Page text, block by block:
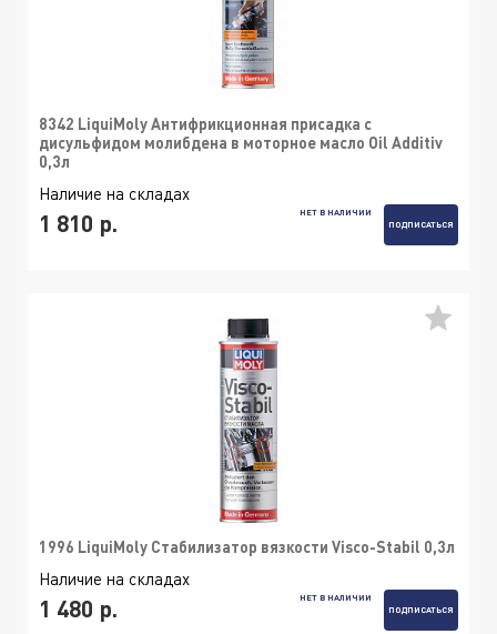
8342 LiquiMoly Антифрикционная присадка с
дисульфидом молибдена в моторное масло Oil Additiv
0,3л
Наличие на складах
1 810 р.
НЕТ В НАЛИЧИИ
ПОДПИСАТЬСЯ
1996 LiquiMoly Стабилизатор вязкости Visco-Stabil 0,3л
Наличие на складах
1 480 р.
НЕТ В НАЛИЧИИ
ПОДПИСАТЬСЯ